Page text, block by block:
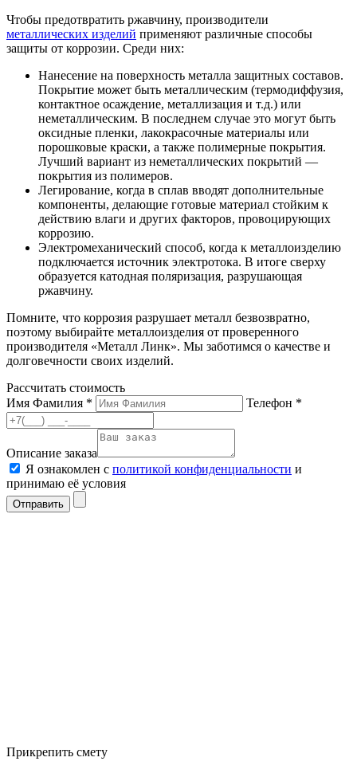
Чтобы предотвратить ржавчину, производители
металлических изделий применяют различные способы
защиты от коррозии. Среди них:
Нанесение на поверхность металла защитных составов.
Покрытие может быть металлическим (термодиффузия,
контактное осаждение, металлизация и т.д.) или
неметаллическим. В последнем случае это могут быть
оксидные пленки, лакокрасочные материалы или
порошковые краски, а также полимерные покрытия.
Лучший вариант из неметаллических покрытий —
покрытия из полимеров.
Легирование, когда в сплав вводят дополнительные
компоненты, делающие готовые материал стойким к
действию влаги и других факторов, провоцирующих
коррозию.
Электромеханический способ, когда к металлоизделию
подключается источник электротока. В итоге сверху
образуется катодная поляризация, разрушающая
ржавчину.
Помните, что коррозия разрушает металл безвозвратно,
поэтому выбирайте металлоизделия от проверенного
производителя «Металл Линк». Мы заботимся о качестве и
долговечности своих изделий.
Рассчитать стоимость
Имя Фамилия *
Телефон *
Описание заказа
Я ознакомлен с политикой конфиденциальности и
принимаю её условия
Отправить
Прикрепить смету